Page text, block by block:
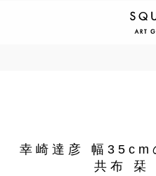
幸崎達彦 幅35cm
共布 栞